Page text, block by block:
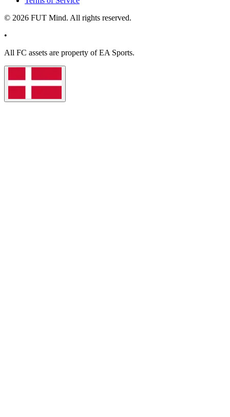
© 2026 FUT Mind. All rights reserved.
•
All FC assets are property of EA Sports.